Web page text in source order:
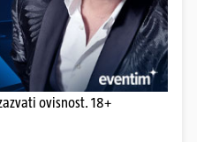
ovisnost. 18+